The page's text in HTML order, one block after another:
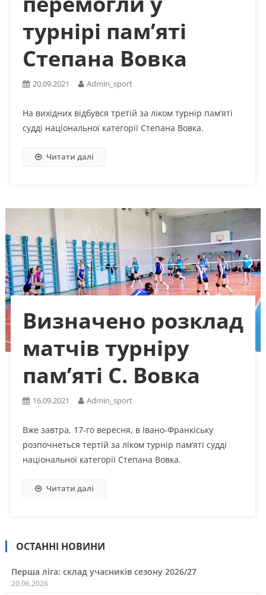
турнірі пам’яті
Степана Вовка
20.09.2021 Admin_sport
На вихідних відбувся третій за ліком турнір пам’яті
судді національної категорії Степана Вовка.
Читати далі
Визначено розклад
матчів турніру
пам’яті С. Вовка
16.09.2021 Admin_sport
Вже завтра, 17-го вересня, в Івано-Франкіську
розпочнеться тертій за ліком турнір пам’яті судді
національної категорії Степана Вовка.
Читати далі
ОСТАННІ НОВИНИ
Перша ліга: склад учасників сезону 2026/27
20.06.2026